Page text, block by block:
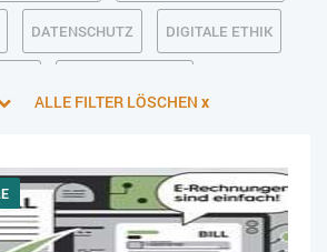
DATENSCHUTZ DIGITALE ETHIK
FERTIGUNG FINANZSOFTWARE
4.0
ALLE FILTER LÖSCHEN x